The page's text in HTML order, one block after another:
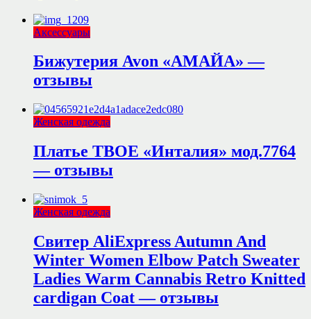
Аксессуары
Бижутерия Avon «АМАЙА» —
отзывы
Женская одежда
Платье ТВОЕ «Инталия» мод.7764
— отзывы
Женская одежда
Свитер AliExpress Autumn And
Winter Women Elbow Patch Sweater
Ladies Warm Cannabis Retro Knitted
cardigan Coat — отзывы